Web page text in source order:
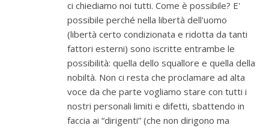
ci chiediamo noi tutti. Come è possibile? E'
possibile perché nella libertà dell'uomo
(libertà certo condizionata e ridotta da tanti
fattori esterni) sono iscritte entrambe le
possibilità: quella dello squallore e quella della
nobiltà. Non ci resta che proclamare ad alta
voce da che parte vogliamo stare con tutti i
nostri personali limiti e difetti, sbattendo in
faccia ai “dirigenti” (che non dirigono ma